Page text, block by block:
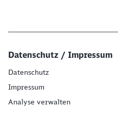
Datenschutz / Impressum
Datenschutz
Impressum
Analyse verwalten